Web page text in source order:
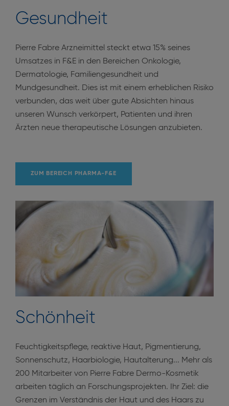
Gesundheit
Pierre Fabre Arzneimittel steckt etwa 15% seines
Umsatzes in F&E in den Bereichen Onkologie,
Dermatologie, Familiengesundheit und
Mundgesundheit. Dies ist mit einem erheblichen Risiko
verbunden, das weit über gute Absichten hinaus
unseren Wunsch verkörpert, Patienten und ihren
Ärzten neue therapeutische Lösungen anzubieten.
ZUM BEREICH PHARMA-F&E
Schönheit
Feuchtigkeitspflege, reaktive Haut, Pigmentierung,
Sonnenschutz, Haarbiologie, Hautalterung... Mehr als
200 Mitarbeiter von Pierre Fabre Dermo-Kosmetik
arbeiten täglich an Forschungsprojekten. Ihr Ziel: die
Grenzen im Verständnis der Haut und des Haars zu